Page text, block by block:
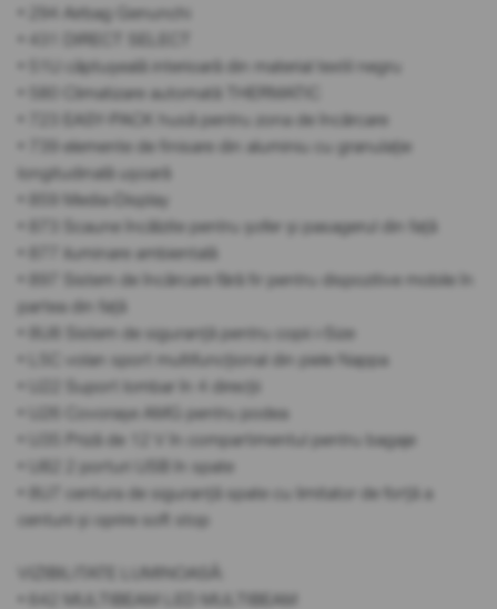
• 294 Airbag Genunchi
• 51U căptușeală interioară din material textil negru
• 580 Climatizare automată THERMATIC
• 723 EASY-PACK husă pentru zona de încărcare
• 739 elemente de finisare din aluminiu cu granulație
longitudinală ușoară
• 859 Media-Display
• 873 Scaune încălzite pentru șofer și pasagerul din față
• 877 iluminare ambientală
• 897 Sistem de încărcare fără fir pentru dispozitive mobile în
partea din față
• 8U8 Sistem de siguranță pentru copii i-Size
• L5C volan sport multifuncțional din piele Nappa
• U22 Suport lombar în 4 direcții
• U26 Covorașe AMG pentru podea
• U35 Priză de 12 V în compartimentul pentru bagaje
• U82 2 porturi USB în spate
• 8U7 centura de siguranță spate cu limitator de forță a
centurii și oprire soft stop
VIZIBILITATE LUMINOASĂ:
• 642 MULTIBEAM LED MULTIBEAM